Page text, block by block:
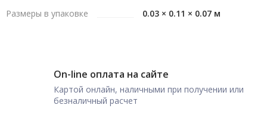
Размеры в упаковке 0.03 × 0.11 × 0.07 м
On-line оплата на сайте
Картой онлайн, наличными при получении или
безналичный расчет